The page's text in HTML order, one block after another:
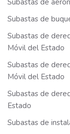
Subastas de
Subastas de
Subastas de
Móvil del Estado
Subastas de
Móvil del Estado
Subastas de
Estado
Subastas de